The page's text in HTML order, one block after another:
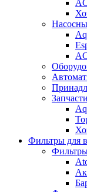
Запчасти
Фильтры для